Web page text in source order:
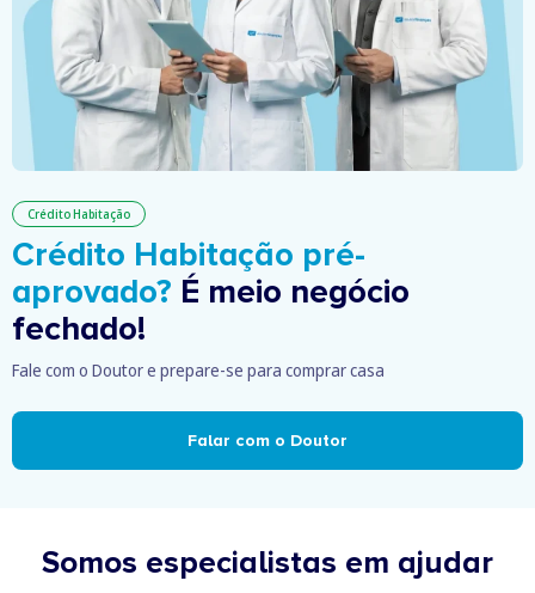
Crédito Habitação
Crédito Habitação pré-
aprovado? É meio negócio
fechado!
Fale com o Doutor e prepare-se para comprar casa
Falar com o Doutor
Somos especialistas em ajudar